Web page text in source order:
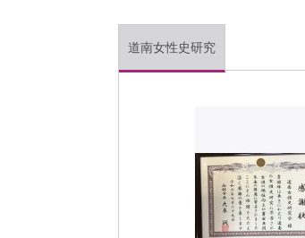
道南女性史研究